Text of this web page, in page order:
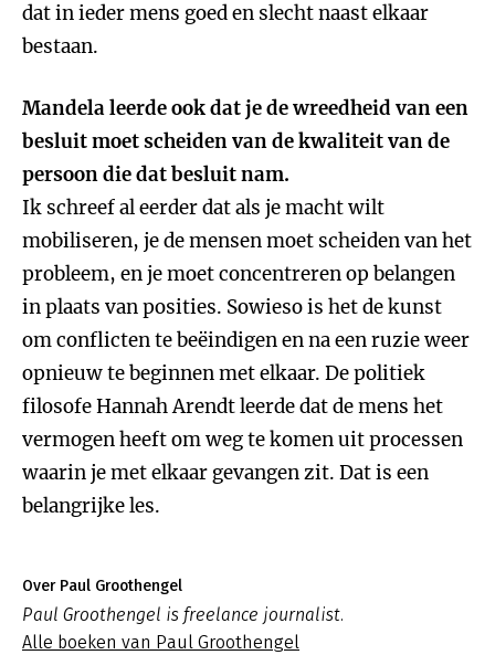
dat in ieder mens goed en slecht naast elkaar
bestaan.
Mandela leerde ook dat je de wreedheid van een
besluit moet scheiden van de kwaliteit van de
persoon die dat besluit nam.
Ik schreef al eerder dat als je macht wilt
mobiliseren, je de mensen moet scheiden van het
probleem, en je moet concentreren op belangen
in plaats van posities. Sowieso is het de kunst
om conflicten te beëindigen en na een ruzie weer
opnieuw te beginnen met elkaar. De politiek
filosofe Hannah Arendt leerde dat de mens het
vermogen heeft om weg te komen uit processen
waarin je met elkaar gevangen zit. Dat is een
belangrijke les.
Over Paul Groothengel
Paul Groothengel is freelance journalist.
Alle boeken van Paul Groothengel